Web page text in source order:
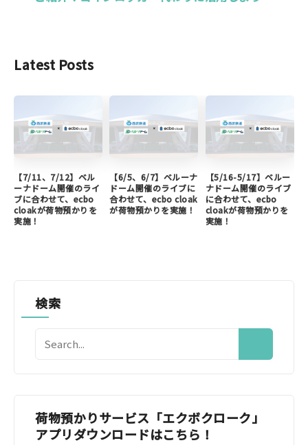
Latest Posts
【7/11、7/12】ベル
ーナドーム開催のライ
ブに合わせて、ecbo
cloakが荷物預かりを
実施！
【6/5、6/7】ベルーナ
ドーム開催のライブに
合わせて、ecbo cloak
が荷物預かりを実施！
【5/16-5/17】ベルー
ナドーム開催のライブ
に合わせて、ecbo
cloakが荷物預かりを
実施！
検索
荷物預かりサービス「エクボクローク」
アプリダウンロードはこちら！